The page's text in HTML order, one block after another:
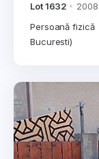
Lot 1632 2008
Persoană fizică
Bucuresti)